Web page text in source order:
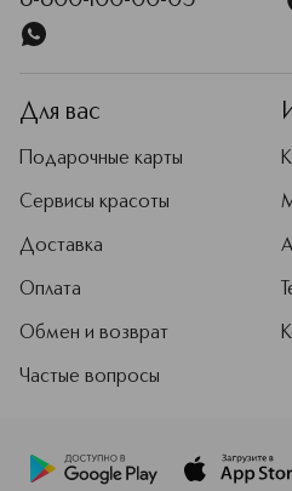
Для вас
Подарочные карты
Сервисы красоты
Доставка
Оплата
Обмен и возврат
Частые вопросы